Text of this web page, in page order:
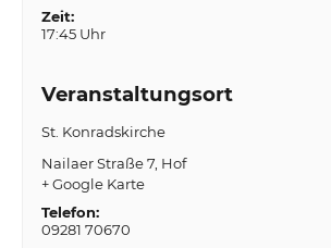
Zeit:
17:45 Uhr
Veranstaltungsort
St. Konradskirche
Nailaer Straße 7 Hof
+ Google Karte
Telefon:
09281 70670